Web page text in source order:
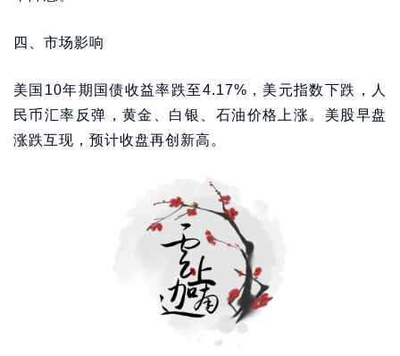
四、市场影响
美国10年期国债收益率跌至4.17%，美元指数下跌，人
民币汇率反弹，黄金、白银、石油价格上涨。美股早盘
涨跌互现，预计收盘再创新高。